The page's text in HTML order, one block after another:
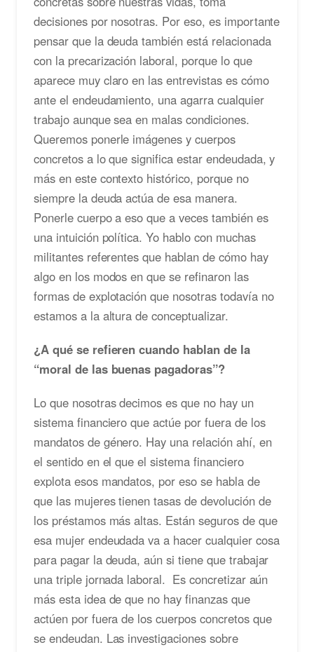
decisiones por nosotras. Por eso, es importante
pensar que la deuda también está relacionada
con la precarización laboral, porque lo que
aparece muy claro en las entrevistas es cómo
ante el endeudamiento, una agarra cualquier
trabajo aunque sea en malas condiciones.
Queremos ponerle imágenes y cuerpos
concretos a lo que significa estar endeudada, y
más en este contexto histórico, porque no
siempre la deuda actúa de esa manera.
Ponerle cuerpo a eso que a veces también es
una intuición política. Yo hablo con muchas
militantes referentes que hablan de cómo hay
algo en los modos en que se refinaron las
formas de explotación que nosotras todavía no
estamos a la altura de conceptualizar.
¿A qué se refieren cuando hablan de la
“moral de las buenas pagadoras”?
Lo que nosotras decimos es que no hay un
sistema financiero que actúe por fuera de los
mandatos de género. Hay una relación ahí, en
el sentido en el que el sistema financiero
explota esos mandatos, por eso se habla de
que las mujeres tienen tasas de devolución de
los préstamos más altas. Están seguros de que
esa mujer endeudada va a hacer cualquier cosa
para pagar la deuda, aún si tiene que trabajar
una triple jornada laboral. Es concretizar aún
más esta idea de que no hay finanzas que
actúen por fuera de los cuerpos concretos que
se endeudan. Las investigaciones sobre